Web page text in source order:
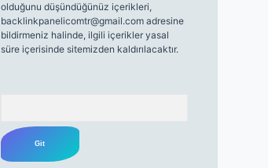
olduğunu düşündüğünüz içerikleri,
backlinkpanelicomtr@gmail.comadresine
bildirmeniz halinde, ilgili içerikler yasal
süre içerisinde sitemizden kaldırılacaktır.